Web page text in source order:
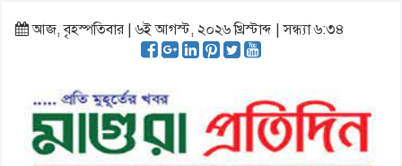
আজ, বৃহস্পতিবার | ৬ই আগস্ট, ২০২৬ খ্রিস্টাব্দ | সন্ধ্যা ৬:৩৪